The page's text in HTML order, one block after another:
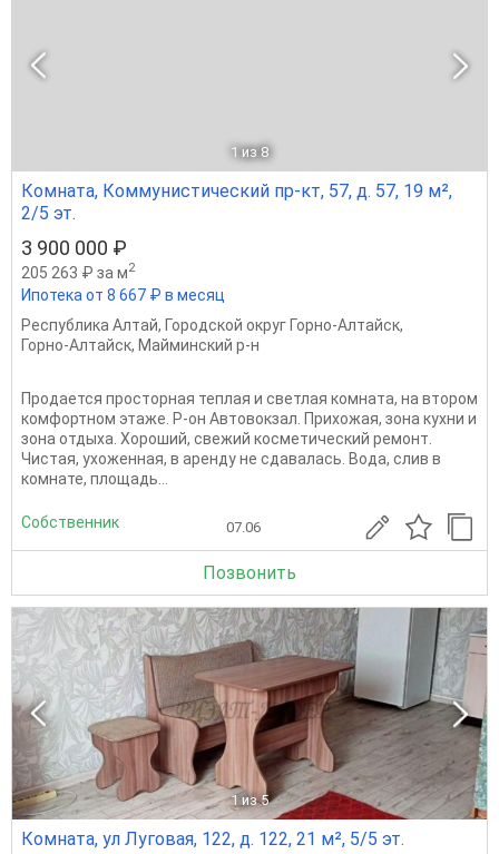
1 из 8
Комната, Коммунистический пр-кт, 57, д. 57, 19 м²,
2/5 эт.
3 900 000 ₽
205 263 ₽ за м2
Ипотека от 8 667 ₽ в месяц
Республика Алтай, Городской округ Горно-Алтайск,
Горно-Алтайск, Майминский р-н
Продается просторная теплая и светлая комната, на втором
комфортном этаже. Р-он Автовокзал. Прихожая, зона кухни и
зона отдыха. Хороший, свежий косметический ремонт.
Чистая, ухоженная, в аренду не сдавалась. Вода, слив в
комнате, площадь...
Собственник 07.06
Позвонить
1 из 5
Комната, ул Луговая, 122, д. 122, 21 м², 5/5 эт.